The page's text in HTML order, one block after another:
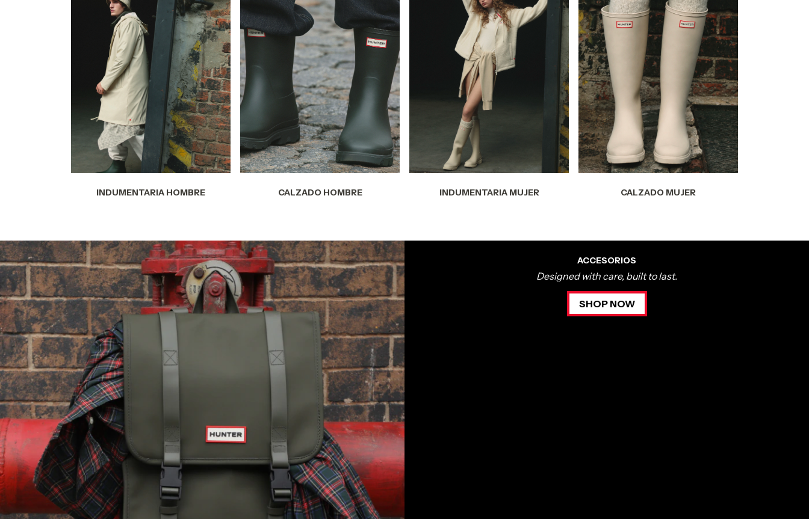
INDUMENTARIA HOMBRE CALZADO HOMBRE INDUMENTARIA MUJER CALZADO MUJER
ACCESORIOS
Designed with care, built to last.
SHOP NOW